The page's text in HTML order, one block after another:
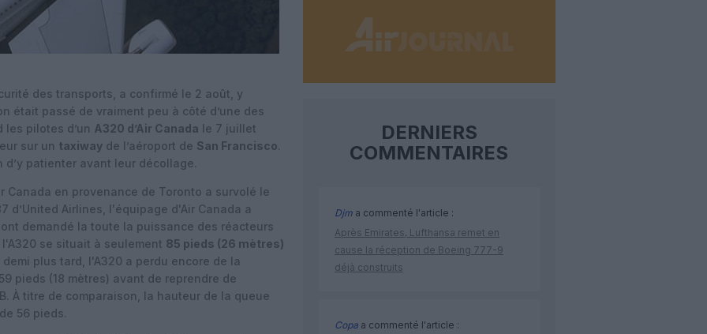
des transports, a confirmé le 2 août, y
était passé de vraiment peu à côté d’une des
pilotes d’un A320 d’Air Canada le 7 juillet
sur un taxiway de l’aéroport de San Francisco.
patienter avant leur décollage.
Canada en provenance de Toronto a survolé le
d’United Airlines, l'équipage d'Air Canada a
demandé la toute la puissance des réacteurs
se situait à seulement 85 pieds (26 mètres)
plus tard, l'A320 a perdu encore de la
pieds (18 mètres) avant de reprendre de
À titre de comparaison, la hauteur de la queue
56 pieds.
DERNIERS
COMMENTAIRES
Djm a commenté l'article :
Après Emirates, Lufthansa remet en
cause la réception de Boeing 777-9
déjà construits
Copa a commenté l'article :